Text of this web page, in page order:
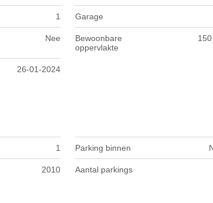
1 Garage
Nee
Bewoonbare
oppervlakte
150
26-01-2024
1 Parking binnen
2010 Aantal parkings